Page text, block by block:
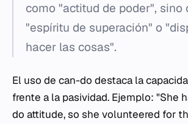
como "actitud de poder", sino
"espíritu de superación" o
hacer las cosas".
El uso de can-do destaca la
frente a la pasividad. Ejemplo: "She
do attitude, so she volunteered for